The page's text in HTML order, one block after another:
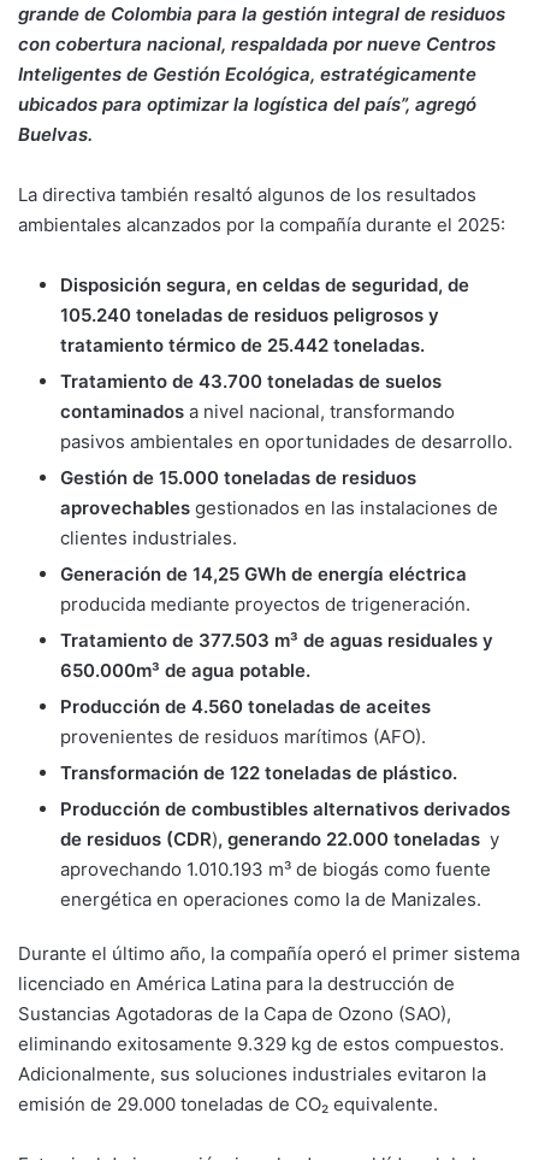
grande de Colombia para la gestión integral de residuos
con cobertura nacional, respaldada por nueve Centros
Inteligentes de Gestión Ecológica, estratégicamente
ubicados para optimizar la logística del país”, agregó
Buelvas.
La directiva también resaltó algunos de los resultados
ambientales alcanzados por la compañía durante el 2025:
Disposición segura, en celdas de seguridad, de
105.240 toneladas de residuos peligrosos y
tratamiento térmico de 25.442 toneladas.
Tratamiento de 43.700 toneladas de suelos
contaminados a nivel nacional, transformando
pasivos ambientales en oportunidades de desarrollo.
Gestión de 15.000 toneladas de residuos
aprovechables gestionados en las instalaciones de
clientes industriales.
Generación de 14,25 GWh de energía eléctrica
producida mediante proyectos de trigeneración.
Tratamiento de 377.503 m³ de aguas residuales y
650.000m³ de agua potable.
Producción de 4.560 toneladas de aceites
provenientes de residuos marítimos (AFO).
Transformación de 122 toneladas de plástico.
Producción de combustibles alternativos derivados
de residuos (CDR), generando 22.000 toneladas y
aprovechando 1.010.193 m³ de biogás como fuente
energética en operaciones como la de Manizales.
Durante el último año, la compañía operó el primer sistema
licenciado en América Latina para la destrucción de
Sustancias Agotadoras de la Capa de Ozono (SAO),
eliminando exitosamente 9.329 kg de estos compuestos.
Adicionalmente, sus soluciones industriales evitaron la
emisión de 29.000 toneladas de CO₂ equivalente.